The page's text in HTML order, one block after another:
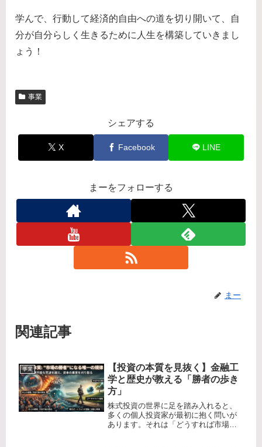
学んで、行動して経済的自由への道を切り開いて、自
分が自分らしく生きるために人生を構築していきまし
ょう！
事業
シェアする
X Facebook LINE
まーをフォローする
まー
関連記事
事業
【投資の本質を見抜く】金融工
学と歴史が教える「勝者の歩き
方」
株式投資の世界に足を踏み入れると、
多くの個人投資家が最初に抱く問いが
あります。それは「どうすれば市場に